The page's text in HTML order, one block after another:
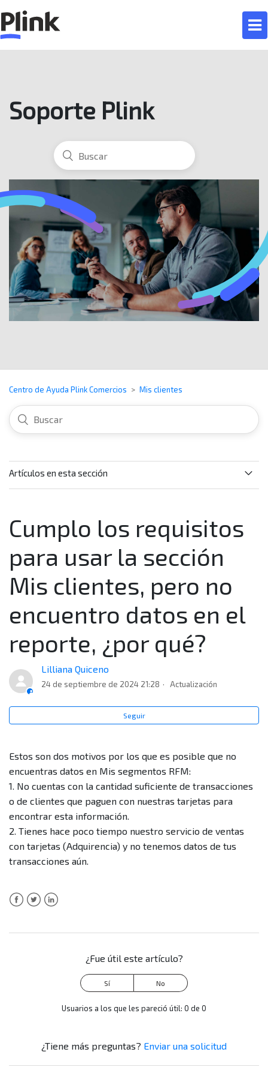
Soporte Plink
Centro de Ayuda Plink Comercios Mis clientes
Artículos en esta sección
¿Qué información puedo encontrar en la sección de
Mis clientes?
servicio de ventas con tarjetas (Adquirencia)?
Cumplo los requisitos para usar la sección Mis
clientes, pero no encuentro datos en el reporte, ¿por
qué?
¿Que debo hacer para ver la información de un punto
de venta que no puedo seleccionar?
uno?
¿Puedo ver en este reporte información de todos mis
clientes que me pagaron con diferentes tarjetas?
¿Puedo ver información de todos mis puntos de venta,
incluyendo los que tengo el servicio de adquirencia con
otros bancos?
¿Puedo ver en la sección de Mis clientes información
información de mis puntos de venta?
Más información
Cumplo los requisitos
para usar la sección
Mis clientes, pero no
encuentro datos en el
reporte, ¿por qué?
Lilliana Quiceno
24 de septiembre de 2024 21:28 Actualización
Seguir
Estos son dos motivos por los que es posible que no
encuentras datos en Mis segmentos RFM:
1. No cuentas con la cantidad suficiente de transacciones
o de clientes que paguen con nuestras tarjetas para
encontrar esta información.
2. Tienes hace poco tiempo nuestro servicio de ventas
con tarjetas (Adquirencia) y no tenemos datos de tus
transacciones aún.
¿Fue útil este artículo?
Usuarios a los que les pareció útil: 0 de 0
¿Tiene más preguntas? Enviar una solicitud